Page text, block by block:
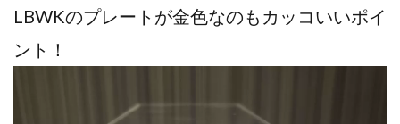
LBWKのプレートが金色なのもカッコいいポイ
ント！